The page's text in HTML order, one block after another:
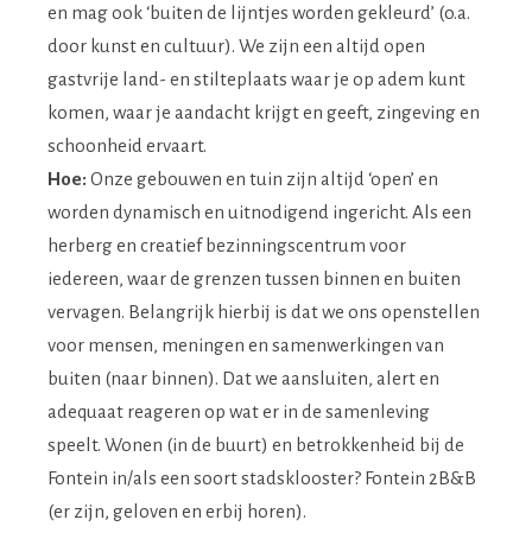
en mag ook ‘buiten de lijntjes worden gekleurd’ (o.a.
door kunst en cultuur). We zijn een altijd open
gastvrije land- en stilteplaats waar je op adem kunt
komen, waar je aandacht krijgt en geeft, zingeving en
schoonheid ervaart.
Hoe: Onze gebouwen en tuin zijn altijd ‘open’ en
worden dynamisch en uitnodigend ingericht. Als een
herberg en creatief bezinningscentrum voor
iedereen, waar de grenzen tussen binnen en buiten
vervagen. Belangrijk hierbij is dat we ons openstellen
voor mensen, meningen en samenwerkingen van
buiten (naar binnen). Dat we aansluiten, alert en
adequaat reageren op wat er in de samenleving
speelt. Wonen (in de buurt) en betrokkenheid bij de
Fontein in/als een soort stadsklooster? Fontein 2B&B
(er zijn, geloven en erbij horen).